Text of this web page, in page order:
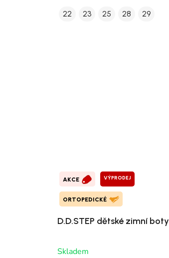
22 23 25 28 29
AKCE VÝPRODEJ
ORTOPEDICKÉ
D.D.STEP dětské zimní boty
Skladem